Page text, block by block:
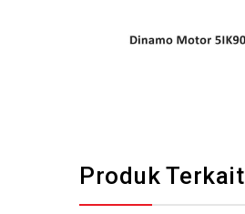
Produk Terkait